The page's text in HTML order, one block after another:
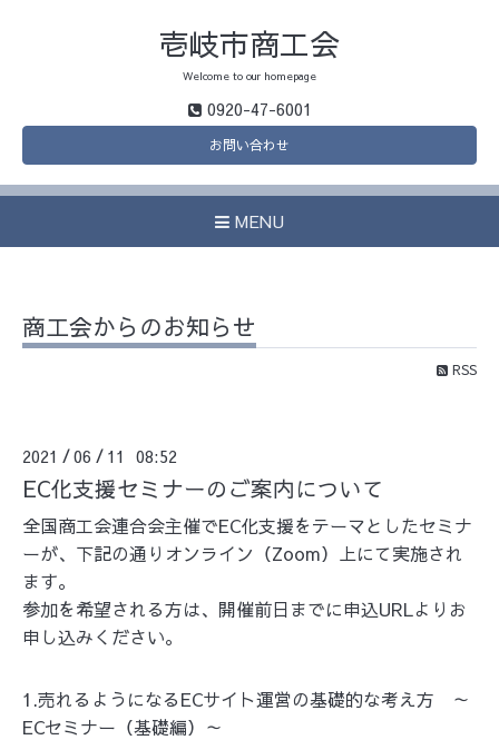
壱岐市商工会
Welcome to our homepage
0920-47-6001
お問い合わせ
MENU
商工会からのお知らせ
RSS
2021 /06 / 11 08:52
EC化支援セミナーのご案内について
全国商工会連合会主催でEC化支援をテーマとしたセミナ
ーが、下記の通りオンライン（Zoom）上にて実施され
ます。
参加を希望される方は、開催前日までに申込URLよりお
申し込みください。
1.売れるようになるECサイト運営の基礎的な考え方 ～
ECセミナー（基礎編）～